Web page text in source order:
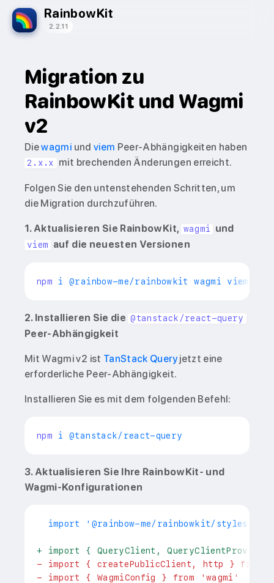
RainbowKit
2.2.11
Migration zu
RainbowKit und Wagmi
v2
Diewagmi und viem Peer-Abhängigkeiten haben
2.x.x mit brechenden Änderungen erreicht.
Folgen Sie den untenstehenden Schritten, um
die Migration durchzuführen.
1. Aktualisieren Sie RainbowKit, wagmi und
viem auf die neuesten Versionen
npm i @rainbow-me/rainbowkit wagmi viem@2.x
2. Installieren Sie die @tanstack/react-query
Peer-Abhängigkeit
Mit Wagmi v2 ist TanStack Queryjetzt eine
erforderliche Peer-Abhängigkeit.
Installieren Sie es mit dem folgenden Befehl:
npm
3. Aktualisieren Sie Ihre RainbowKit- und
Wagmi-Konfigurationen
import '@rainbow-me/rainbowkit/styles.css'
+ import { QueryClient,
- import { createPublicClient, http } from
- import { WagmiConfig } from 'wagmi'